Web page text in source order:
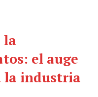
la
el auge
la industria